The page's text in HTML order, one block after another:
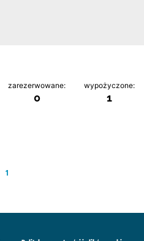
zarezerwowane:
0
wypożyczone:
1
1